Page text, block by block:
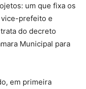
um que fixa os
prefeito e
do decreto
Municipal para
em primeira